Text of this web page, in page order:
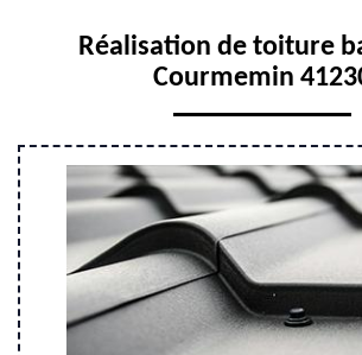
Réalisation de toiture
Courmemin